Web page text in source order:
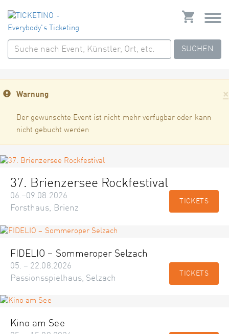
SUCHEN
×
Warnung
Der gewünschte Event ist nicht mehr verfügbar oder kann
nicht gebucht werden
37. Brienzersee Rockfestival
06.–09.08.2026
Forsthaus, Brienz
TICKETS
FIDELIO – Sommeroper Selzach
05. – 22.08.2026
Passionsspielhaus, Selzach
TICKETS
Kino am See